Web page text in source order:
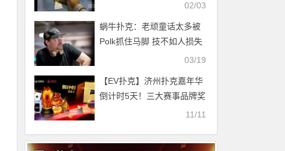
02/03
蜗牛扑克：老顽童话太多被
Polk抓住马脚 技不如人损失
03/19
【EV扑克】济州扑克嘉年华
倒计时5天！三大赛事品牌奖
11/11